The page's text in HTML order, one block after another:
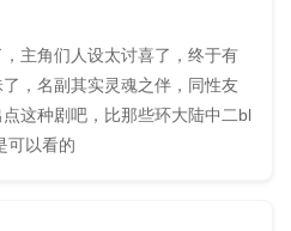
主角们人设太讨喜了，终于有
，名副其实灵魂之伴，同性友
这种剧吧，比那些环大陆中二bl
可以看的